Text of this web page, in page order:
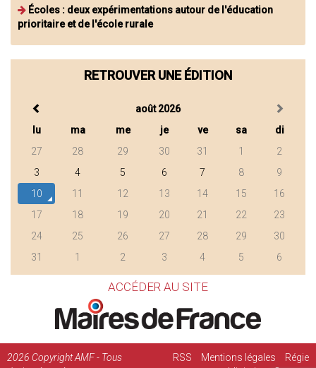
Écoles : deux expérimentations autour de l'éducation
prioritaire et de l'école rurale
RETROUVER UNE ÉDITION
août 2026
lu
ma me je ve sa
di
27
28 29 30 31 1
2
3
4 5 6 7 8
9
10
11 12 13 14 15
16
17
18 19 20 21 22
23
24
25 26 27 28 29
30
31
1 2 3 4 5 6
ACCÉDER AU SITE
2026 Copyright AMF - Tous
RSS Mentions légales
Régie